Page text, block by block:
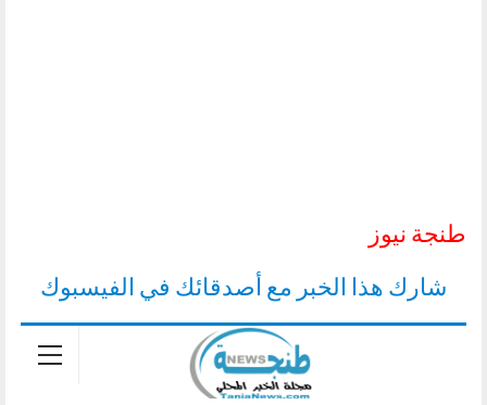
طنجة نيوز
شارك هذا الخبر مع أصدقائك في الفيسبوك